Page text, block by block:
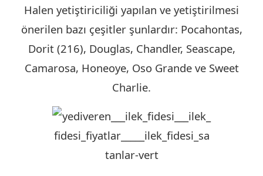
Halen yetiştiriciliği yapılan ve yetiştirilmesi
önerilen bazı çeşitler şunlardır: Pocahontas,
Dorit (216), Douglas, Chandler, Seascape,
Camarosa, Honeoye, Oso Grande ve Sweet
Charlie.